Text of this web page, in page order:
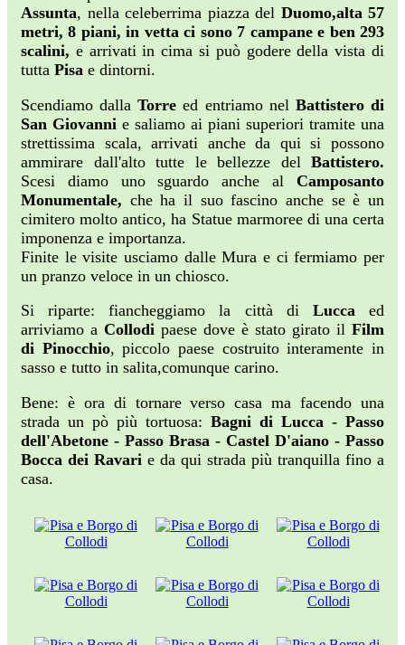
Assunta, nella celeberrima piazza del Duomo,alta 57
metri, 8 piani, in vetta ci sono 7 campane e ben 293
scalini, e arrivati in cima si può godere della vista di
tutta Pisa e dintorni.
Scendiamo dallaTorre ed entriamo nel Battistero di
San Giovanni e saliamo ai piani superiori tramite una
strettissima scala, arrivati anche da qui si possono
ammirare dall'alto tutte le bellezze del Battistero.
Scesi diamo uno sguardo anche al Camposanto
Monumentale, che ha il suo fascino anche se è un
cimitero molto antico, ha Statue marmoree di una certa
imponenza e importanza.
Finite le visite usciamo dalle Mura e ci fermiamo per
un pranzo veloce in un chiosco.
Si riparte: fiancheggiamo la città diLuccaed
arriviamo a Collodi paese dove è stato girato il Film
di Pinocchio, piccolo paese costruito interamente in
sasso e tutto in salita,comunque carino.
Bene: è ora di tornare verso casa ma facendo una
strada un pò più tortuosa: Bagni di Lucca - Passo
dell'Abetone - Passo Brasa - Castel D'aiano - Passo
Bocca dei Ravari e da qui strada più tranquilla fino a
casa.